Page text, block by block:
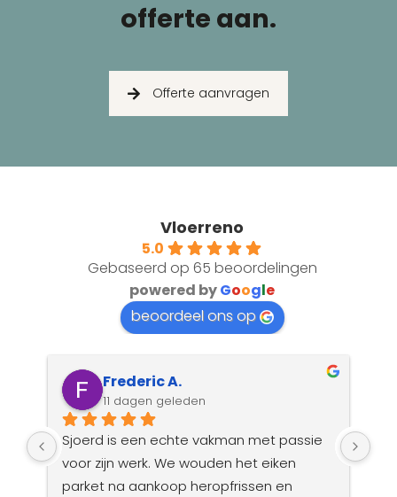
offerte aan.
Offerte aanvragen
Vloerreno
5.0
Gebaseerd op 65 beoordelingen
powered byGoogle
beoordeel ons op
Frederic A.
11 dagen geleden
Sjoerd is een echte vakman met passie
voor zijn werk. We wouden het eiken
parket na aankoop heropfrissen en